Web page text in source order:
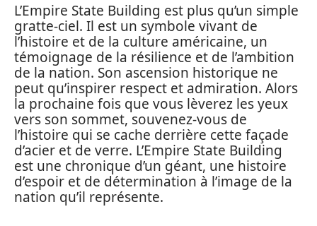
L’Empire State Building est plus qu’un simple
gratte-ciel. Il est un symbole vivant de
l’histoire et de la culture américaine, un
témoignage de la résilience et de l’ambition
de la nation. Son ascension historique ne
peut qu’inspirer respect et admiration. Alors
la prochaine fois que vous lèverez les yeux
vers son sommet, souvenez-vous de
l’histoire qui se cache derrière cette façade
d’acier et de verre. L’Empire State Building
est une chronique d’un géant, une histoire
d’espoir et de détermination à l’image de la
nation qu’il représente.